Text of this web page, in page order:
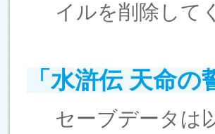
イルを削除して
「水滸伝 天命
セーブデータは